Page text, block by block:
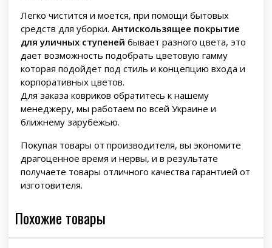
Легко чистится и моется, при помощи бытовых
средств для уборки. Антискользящее покрытие
для уличных ступеней бывает разного цвета, это
дает возможность подобрать цветовую гамму
которая подойдет под стиль и концепцию входа и
корпоративных цветов.
Для заказа ковриков обратитесь к нашему
менеджеру, мы работаем по всей Украине и
ближнему зарубежью.
Покупая товары от производителя, вы экономите
драгоценное время и нервы, и в результате
получаете товары отличного качества гарантией от
изготовителя.
Похожие товары